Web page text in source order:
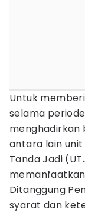
Untuk
selama
menghadirkan
antara lain unit
Tanda Jadi
Ditanggung
syarat dan